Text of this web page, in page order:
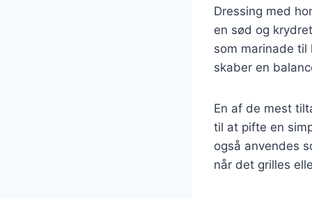
Dressing med
en sød og
som marinade til
skaber en
En af de mest
til at pifte en
også anvendes
når det grilles